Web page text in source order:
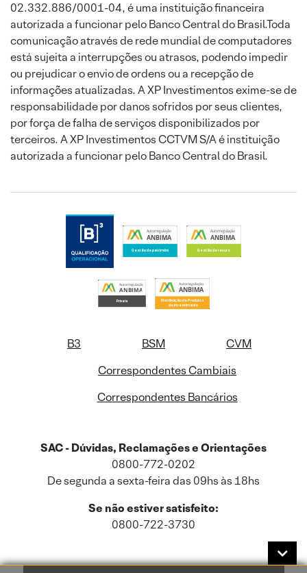
02.332.886/0001-04, é uma instituição financeira
autorizada a funcionar pelo Banco Central do Brasil.Toda
comunicação através de rede mundial de computadores
está sujeita a interrupções ou atrasos, podendo impedir
ou prejudicar o envio de ordens ou a recepção de
informações atualizadas. A XP Investimentos exime-se de
responsabilidade por danos sofridos por seus clientes,
por força de falha de serviços disponibilizados por
terceiros. A XP Investimentos CCTVM S/A é instituição
autorizada a funcionar pelo Banco Central do Brasil.
B3 BSM
CVM
Correspondentes Cambiais
Correspondentes Bancários
SAC - Dúvidas, Reclamações e Orientações
0800-772-0202
De segunda a sexta-feira das 09hs às 18hs
Se não estiver satisfeito:
0800-722-3730